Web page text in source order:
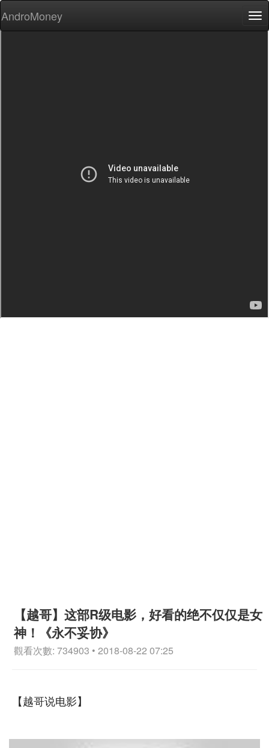
AndroMoney
【越哥】这部R级电影，好看的绝不仅仅是女
神！《永不妥协》
觀看次數: 734903 • 2018-08-22 07:25
【越哥说电影】